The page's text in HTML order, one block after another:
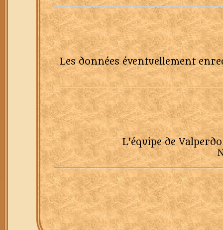
Les données éventuellement
L'équipe de